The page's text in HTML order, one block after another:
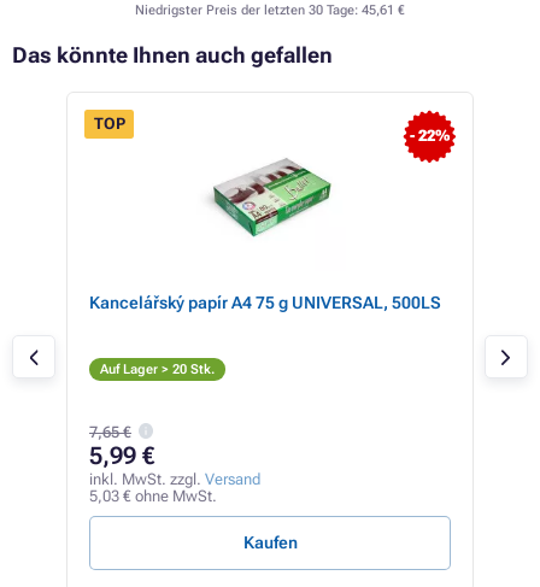
Niedrigster Preis der letzten 30 Tage: 45,61 €
Das könnte Ihnen auch gefallen
- 22%
TOP
Kancelářský papír A4 75 g UNIVERSAL, 500LS
Auf Lager > 20 Stk.
7,65 €
5,99 €
inkl. MwSt. zzgl. Versand
5,03 € ohne MwSt.
Kaufen